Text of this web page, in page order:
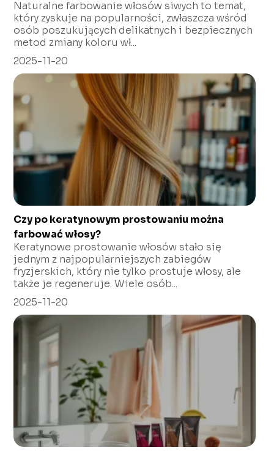
Naturalne farbowanie włosów siwych to temat,
który zyskuje na popularności, zwłaszcza wśród
osób poszukujących delikatnych i bezpiecznych
metod zmiany koloru wł...
2025-11-20
Czy po keratynowym prostowaniu można
farbować włosy?
Keratynowe prostowanie włosów stało się
jednym z najpopularniejszych zabiegów
fryzjerskich, który nie tylko prostuje włosy, ale
także je regeneruje. Wiele osób...
2025-11-20